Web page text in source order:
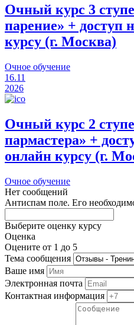
Очный курс 3
парение» + доступ
курсу (г. Москва)
Очное обучение
16.11
2026
Очный курс 2
пармастера» +
онлайн курсу (г.
Очное обучение
Нет сообщений
Антиспам поле. Его
Выберите оценку курсу
Оценка
Оцените от 1 до 5
Тема сообщения
Ваше имя
Электронная почта
Контактная информация